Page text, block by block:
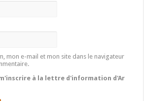
mon e-mail et mon site dans le navigateur
à la lettre d'information d'Ar